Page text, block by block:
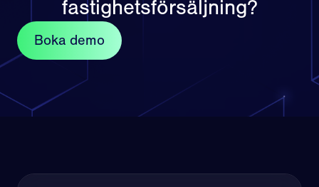
fastighetsförsäljning?
Boka demo